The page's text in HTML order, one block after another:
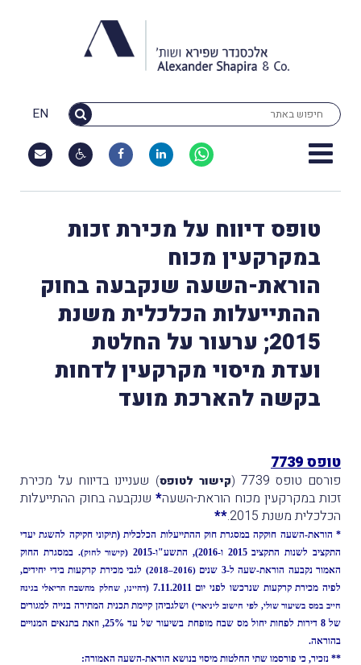
EN
טופס דיווח על מכירת זכות
במקרקעין מכוח
הוראת-השעה שנקבעה בחוק
ההתייעלות הכלכלית משנת
2015; ערעור על החלטת
ועדת מיסוי מקרקעין לדחות
בקשה להארכת מועד
טופס 7739
פורסם טופס 7739 (קישור לטופס) שעניינו בדיווח על מכירת
זכות במקרקעין מכוח הוראת-השעה* שנקבעה בחוק ההתייעלות
הכלכלית משנת 2015.
**
* הוראת-השעה חוקקה במסגרת חוק ההתייעלות הכלכלית (תיקוני חקיקה להשגת יעדי
התקציב לשנות התקציב 2015 ו-2016), התשע"ו-2015
(קישור לחוק). במסגרת החוק
האמור נקבעה ​הוראת-שעה ל-3 שנים
(2016–2018)
לגבי מכירת קרקעות בידי יחידים,
לפיה מכירת קרקעות שנרכשו לפני יום 7.11.2011
(דהיינו, שחלק מהשבח הריאלי בגינהּ
חייב במס בשיעור שולי, לפי חישוב ליניארי) ושלגביהן קיימת תכנית המתירה בנייה למגורים
של 8 דירות לפחות יחול מס שבח מופחת בשיעור של עד 25%, וזאת בתנאים המנויים
בהוראה.
** נזכיר, כי פורסמו שתי החלטות מיסוי בנושא הוראת-השעה האמורה: